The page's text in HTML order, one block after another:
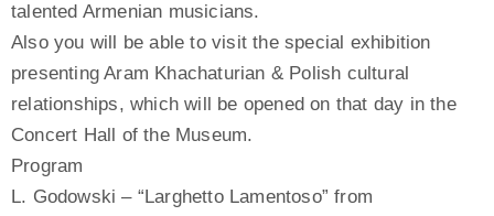
talented Armenian musicians.
Also you will be able to visit the special exhibition
presenting Aram Khachaturian & Polish cultural
relationships, which will be opened on that day in the
Concert Hall of the Museum.
Program
L. Godowski – “Larghetto Lamentoso” from